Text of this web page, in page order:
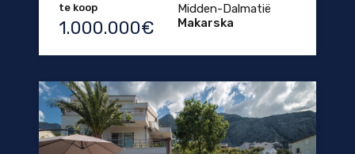
te koop
1.000.000€
Midden-Dalmatië
Makarska